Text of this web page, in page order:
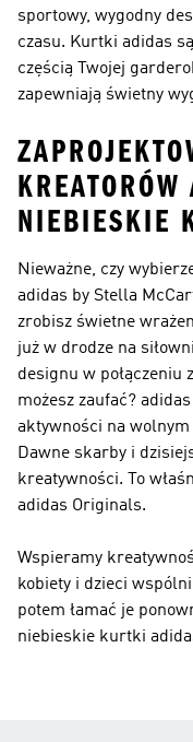
sportowy, wygodny
czasu. Kurtki adidas
częścią Twojej
zapewniają świetny
NIEBIESKIE
Nieważne, czy
adidas by Stella
zrobisz świetne
już w drodze na
designu w
możesz zaufać?
aktywności na
Dawne skarby i
kreatywności. To
adidas Originals.
Wspieramy
kobiety i dzieci
potem łamać je
niebieskie kurtki